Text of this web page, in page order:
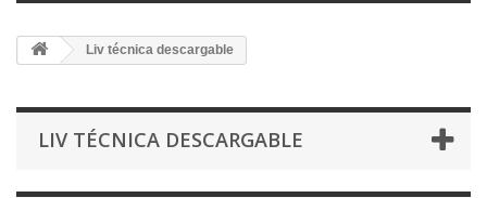
Liv técnica descargable
LIV TÉCNICA DESCARGABLE